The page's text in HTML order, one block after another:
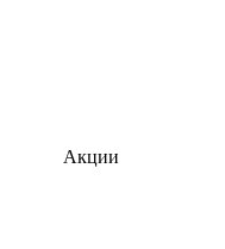
Акции